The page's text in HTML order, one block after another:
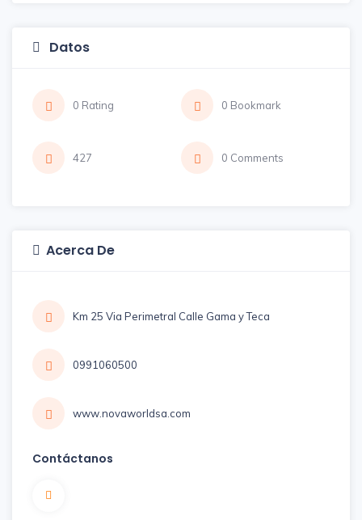
Datos
0 Rating 0 Bookmark
427 0 Comments
Acerca De
Km 25 Via Perimetral Calle Gama y Teca
0991060500
www.novaworldsa.com
Contáctanos